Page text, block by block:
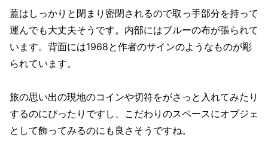
蓋はしっかりと閉まり密閉されるので取っ手部分を持って
運んでも大丈夫そうです。内部にはブルーの布が張られて
います。背面には1968と作者のサインのようなものが彫
られています。
旅の思い出の現地のコインや切符をがさっと入れてみたり
するのにぴったりですし、こだわりのスペースにオブジェ
として飾ってみるのにも良さそうですね。